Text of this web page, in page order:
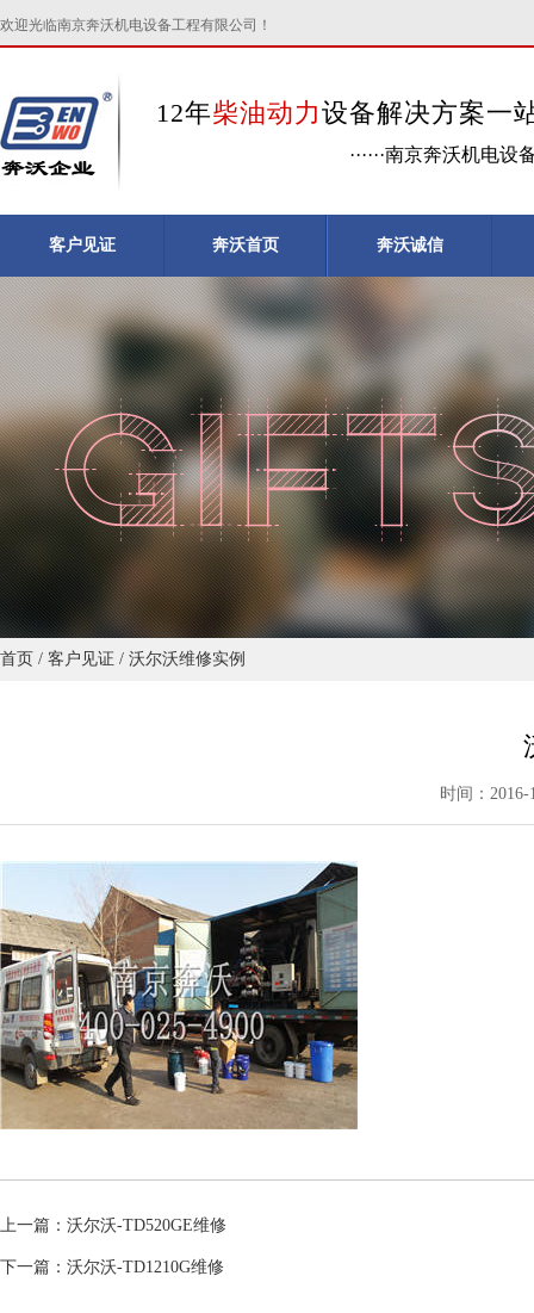
欢迎光临南京奔沃机电设备工程有限公司！
12年柴油动力设备解决方案一
······南京奔沃机电
客户见证 奔沃首页 奔沃诚信
首页 / 客户见证 / 沃尔沃维修实例
时间：
上一篇： 沃尔沃-TD520GE维修
下一篇： 沃尔沃-TD1210G维修